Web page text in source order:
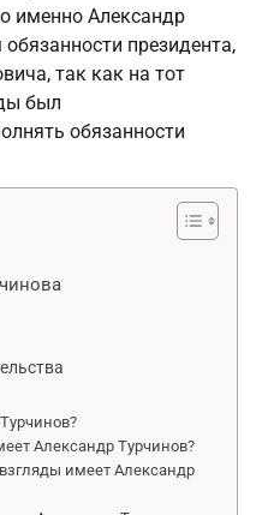
именно Александр
президента,
так как на тот
был
обязанности
Александр Турчинов?
имеет Александр